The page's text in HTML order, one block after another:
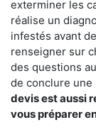
exterminer les
réalise un
infestés avant
renseigner sur
des questions
de conclure
devis est aussi
vous préparer